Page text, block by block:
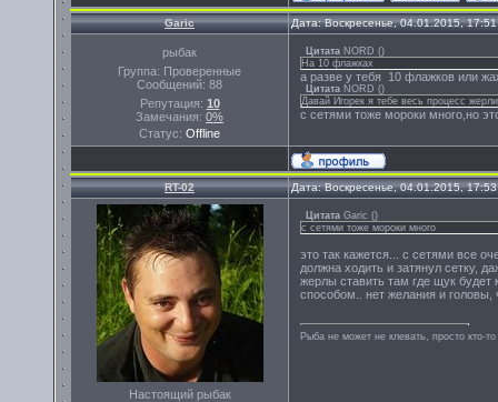
Garic Дата: Воскресенье, 04.01.2015,
рыбак
Группа: Проверенные
Сообщений: 88
Репутация: 10
Замечания: 0%
Статус: Offline
Цитата NORD ()
На 10 флажках
а разве у тебя 10 флажков или
Цитата NORD ()
Давай Игорек я тебе весь процесс
с сетями тоже мороки много,но
RT-02 Дата: Воскресенье, 04.01.2015,
Настоящий рыбак
Цитата Garic ()
с сетями тоже мороки много
это так кажется... с сетями все
должна ходить и затянул сетку,
жерлы ставить там где щук будет
способом.. нет желания и
Рыба не может не клевать, просто кто-